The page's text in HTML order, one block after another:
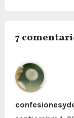
n
t
r
a
7